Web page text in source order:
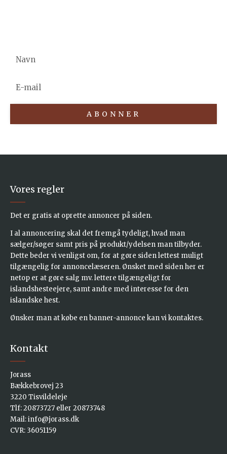
MAIL
ABONNER
Vores regler
Det er gratis at oprette annoncer på siden.
I al annoncering skal det fremgå tydeligt, hvad man
sælger/søger samt pris på produkt/ydelsen man tilbyder.
Dette beder vi venligst om, for at gøre siden lettest muligt
tilgængelig for annoncelæseren. Ønsket med siden her er
netop er at gøre salg mv. lettere tilgængeligt for
islandshesteejere, samt andre med interesse for den
islandske hest.
Ønsker man at købe en banner-annonce kan vi kontaktes.
Kontakt
Jorass
Bækkebrovej 23
3220 Tisvildeleje
Tlf:20873727 eller 20873748
Mail:info@jorass.dk
CVR: 36051159